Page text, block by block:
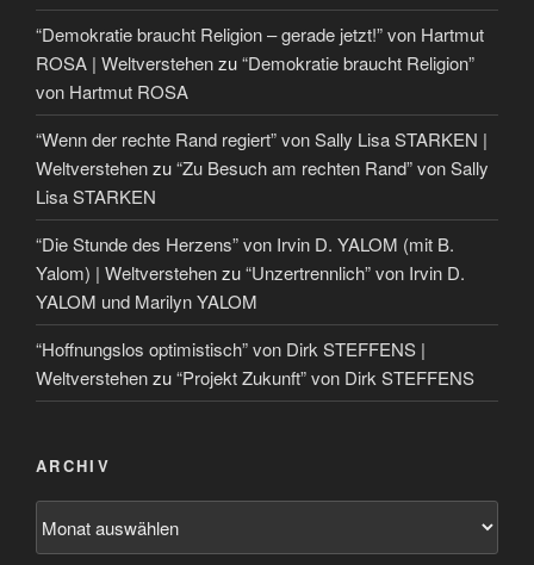
“Demokratie braucht Religion – gerade jetzt!” von Hartmut
ROSA | Weltverstehenzu“Demokratie braucht Religion”
von Hartmut ROSA
“Wenn der rechte Rand regiert” von Sally Lisa STARKEN |
Weltverstehenzu“Zu Besuch am rechten Rand” von Sally
Lisa STARKEN
“Die Stunde des Herzens” von Irvin D. YALOM (mit B.
Yalom) | Weltverstehenzu“Unzertrennlich” von Irvin D.
YALOM und Marilyn YALOM
“Hoffnungslos optimistisch” von Dirk STEFFENS |
Weltverstehenzu“Projekt Zukunft” von Dirk STEFFENS
ARCHIV